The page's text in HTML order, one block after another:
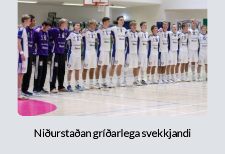
Niðurstaðan gríðarlega svekkjandi